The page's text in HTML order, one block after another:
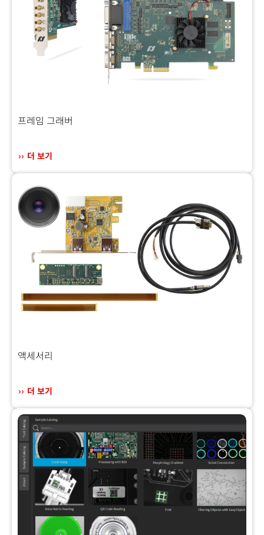
프레임 그래버
더 보기
액세서리
더 보기